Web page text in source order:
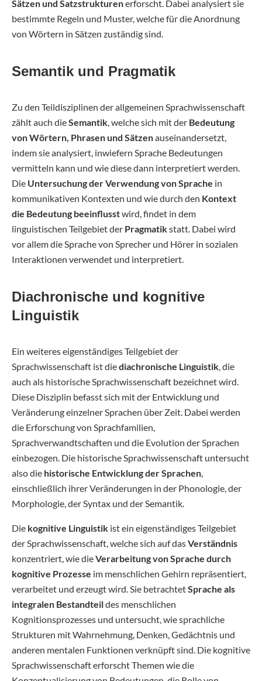
Sätzen und Satzstrukturenerforscht. Dabei analysiert sie
bestimmte Regeln und Muster, welche für die Anordnung
von Wörtern in Sätzen zuständig sind.
Semantik und Pragmatik
Zu den Teildisziplinen der allgemeinen Sprachwissenschaft
zählt auch dieSemantik , welche sich mit der Bedeutung
von Wörtern, Phrasen und Sätzenauseinandersetzt,
indem sie analysiert, inwiefern Sprache Bedeutungen
vermitteln kann und wie diese dann interpretiert werden.
Die Untersuchung der Verwendung von Sprache in
kommunikativen Kontexten und wie durch den Kontext
die Bedeutung beeinflusstwird, findet in dem
linguistischen Teilgebiet der Pragmatikstatt. Dabei wird
vor allem die Sprache von Sprecher und Hörer in sozialen
Interaktionen verwendet und interpretiert.
Diachronische und kognitive
Linguistik
Ein weiteres eigenständiges Teilgebiet der
Sprachwissenschaft ist diediachronische Linguistik , die
auch als historische Sprachwissenschaft bezeichnet wird.
Diese Disziplin befasst sich mit der Entwicklung und
Veränderung einzelner Sprachen über Zeit. Dabei werden
die Erforschung von Sprachfamilien,
Sprachverwandtschaften und die Evolution der Sprachen
einbezogen. Die historische Sprachwissenschaft untersucht
also die historische Entwicklung der Sprachen
einschließlich ihrer Veränderungen in der Phonologie, der
Morphologie, der Syntax und der Semantik.
Die kognitive Linguistik ist ein eigenständiges Teilgebiet
der Sprachwissenschaft, welche sich auf dasVerständnis
konzentriert, wie dieVerarbeitung von Sprache durch
kognitive Prozesse im menschlichen Gehirn repräsentiert,
verarbeitet und erzeugt wird. Sie betrachtetSprache als
integralen Bestandteildes menschlichen
Kognitionsprozesses und untersucht, wie sprachliche
Strukturen mit Wahrnehmung, Denken, Gedächtnis und
anderen mentalen Funktionen verknüpft sind. Die kognitive
Sprachwissenschaft erforscht Themen wie die